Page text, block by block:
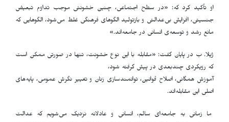
او تأکید کرد که: «در سطح اجتماعی، چنین خشونتی موجب تداوم تبعیض
جنسیتی، افزایش بی‌عدالتی و بازتولید الگوهای فرهنگی غلط می‌شود، الگوهایی که
مانع رشد و توسعه‌ی انسانی در جامعه‌اند.»
ژیلا. ب در پایان گفت: «مقابله با این نوع خشونت، تنها در صورتی ممکن است
که رویکردی چندبعدی در پیش گرفته شود،
آموزش همگانی، اصلاح قوانین، توانمندسازی زنان و تغییر نگرش عمومی، پایه‌های
اصلی این مقابله‌اند.
ما زمانی به جامعه‌ای سالم، انسانی و عادلانه نزدیک می‌شویم که عدالت